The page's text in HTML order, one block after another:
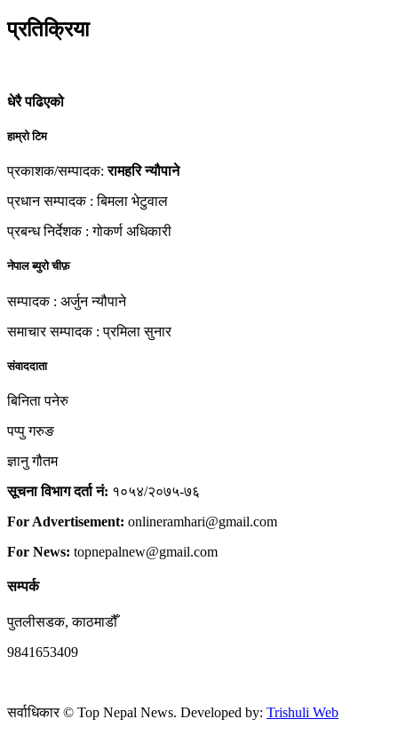
प्रतिक्रिया
धेरै पढिएको
हाम्रो टिम
प्रकाशक/सम्पादक:रामहरि न्यौपाने
प्रधान सम्पादक : बिमला भेटुवाल
प्रबन्ध निर्देशक : गोकर्ण अधिकारी
नेपाल ब्युरो चीफ़
सम्पादक : अर्जुन न्यौपाने
समाचार सम्पादक : प्रमिला सुनार
संवाददाता
बिनिता पनेरु
पप्पु गरुङ
ज्ञानु गौतम
सूचना विभाग दर्ता नं: १०५४/२०७५-७६
For Advertisement: onlineramhari@gmail.com
For News: topnepalnew@gmail.com
सम्पर्क
पुतलीसडक, काठमाडौँ
9841653409
सर्वाधिकार © Top Nepal News. Developed by: Trishuli Web